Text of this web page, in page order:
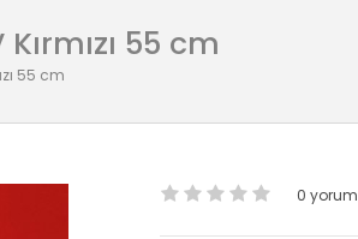
Kırmızı 55 cm
55 cm
0 yorum